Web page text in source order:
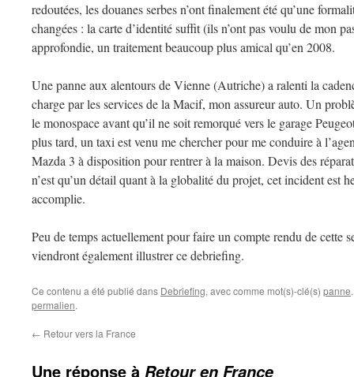
redoutées, les douanes serbes n’ont finalement été qu’une
changées : la carte d’identité suffit (ils n’ont pas voulu de mon
approfondie, un traitement beaucoup plus amical qu’en 2008.
Une panne aux alentours de Vienne (Autriche) a ralenti la
charge par les services de la Macif, mon assureur auto. Un
le monospace avant qu’il ne soit remorqué vers le garage
plus tard, un taxi est venu me chercher pour me conduire à
Mazda 3 à disposition pour rentrer à la maison. Devis des
n’est qu’un détail quant à la globalité du projet, cet incident est
accomplie.
Peu de temps actuellement pour faire un compte rendu de cette
viendront également illustrer ce debriefing.
Ce contenu a été publié dans Debriefing, avec comme mot(s)-clé(s) panne
permalien.
← Retour vers la France
Une réponse à Retour en France